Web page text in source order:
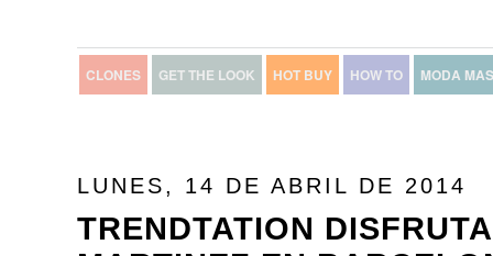
CLONES GET THE LOOK HOT BUY HOW TO MODA
LUNES, 14 DE ABRIL DE 2014
TRENDTATION